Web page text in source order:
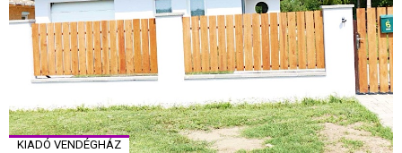
KIADÓ VENDÉGHÁZ